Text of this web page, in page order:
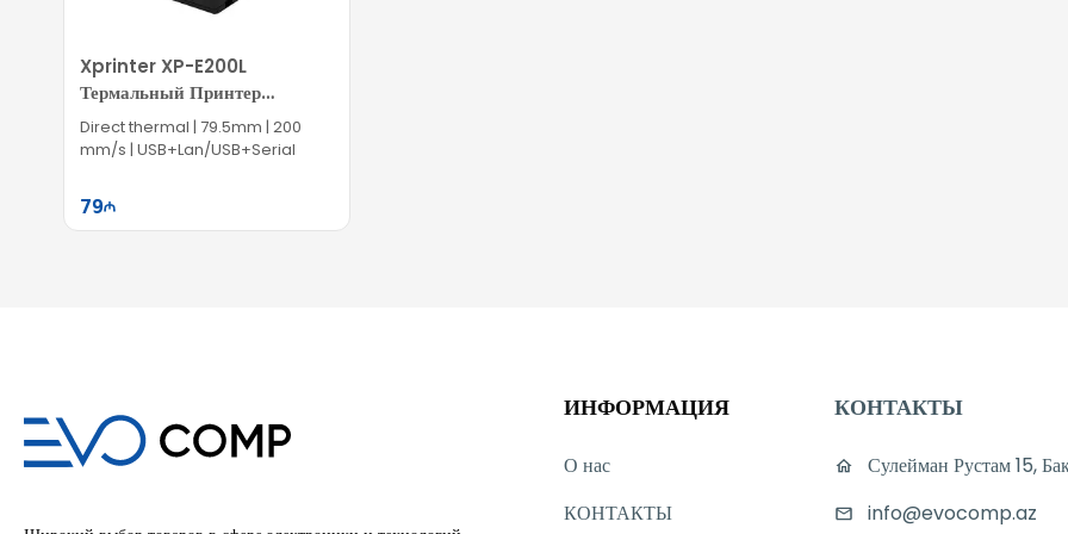
Xprinter XP-E200L
Термальный Принтер
Штрихкодов
Direct thermal | 79.5mm | 200
mm/s | USB+Lan/USB+Serial
79
ИНФОРМАЦИЯ
О нас
КОНТАКТЫ
КОНТАКТЫ
Сулейман Рустам 15,
info@evocomp.az